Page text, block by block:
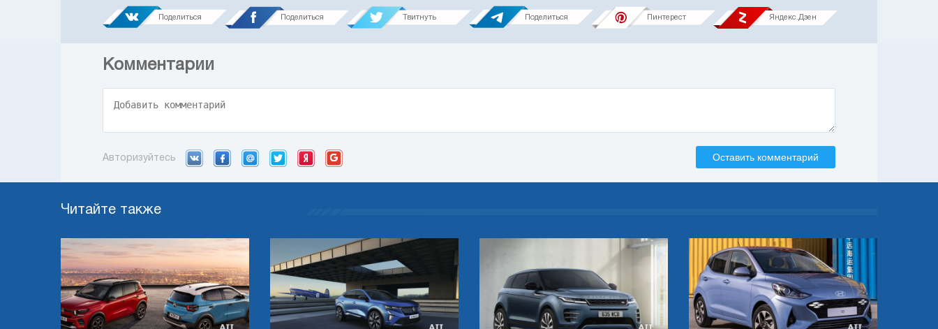
Поделиться Поделиться Твитнуть Поделиться Пинтерест Яндекс.Дзен
Комментарии
Авторизуйтесь Оставить комментарий
Читайте также